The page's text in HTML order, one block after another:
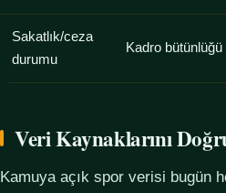
Sakatlık/ceza
durumu
Kadro bütünlüğü
Veri Kaynaklarını
Kamuya açık spor verisi bugün